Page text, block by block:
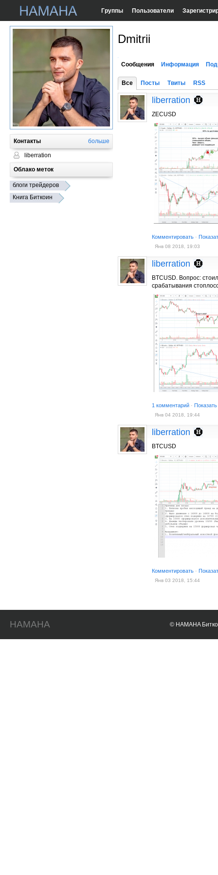
Группы Пользователи
Контакты больше
liberration
Облако меток
блоги трейдеров
Книга Биткоин
Dmitrii
Сообщения Информация
Все Посты Твиты RSS
liberration
ZECUSD
Комментировать ·
Янв 08 2018, 19:03
liberration
BTCUSD. Вопрос:
срабатывания
1 комментарий ·
Янв 04 2018, 19:44
liberration
BTCUSD
Комментировать ·
Янв 03 2018, 15:44
HAMAHA © HAMAHA